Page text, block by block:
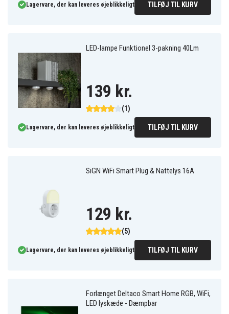
Lagervare, der kan leveres øjeblikkeligt TILFØJ TIL KURV
LED-lampe Funktionel 3-pakning 40Lm
(1)
139 kr.
Lagervare, der kan leveres øjeblikkeligt TILFØJ TIL KURV
SiGN WiFi Smart Plug & Nattelys 16A
(5)
129 kr.
Lagervare, der kan leveres øjeblikkeligt TILFØJ TIL KURV
Forlænget Deltaco Smart Home RGB, WiFi,
LED lyskæde - Dæmpbar